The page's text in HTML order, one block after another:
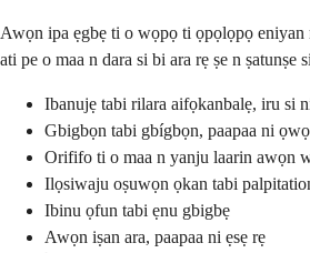
Awọn ipa ẹgbẹ ti o wọpọ ti ọpọlọpọ
ati pe o maa n dara si bi ara rẹ ṣe n ṣatunṣe
Ibanujẹ tabi rilara aifọkanbalẹ, iru si
Gbigbọn tabi gbígbọn, paapaa ni
Orififo ti o maa n yanju laarin awọn
Ilọsiwaju oṣuwọn ọkan tabi
Ibinu ọfun tabi ẹnu gbigbẹ
Awọn iṣan ara, paapaa ni ẹsẹ rẹ